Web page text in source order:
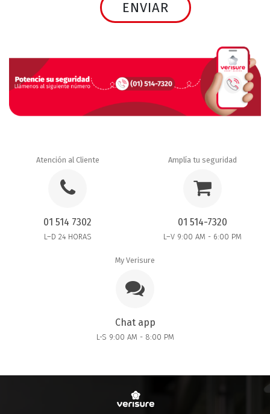
Atención al Cliente
01 514 7302
L–D 24 HORAS
Amplía tu seguridad
01 514-7320
L–V 9:00 AM - 6:00 PM
My Verisure
Chat app
L-S 9:00 AM - 8:00 PM